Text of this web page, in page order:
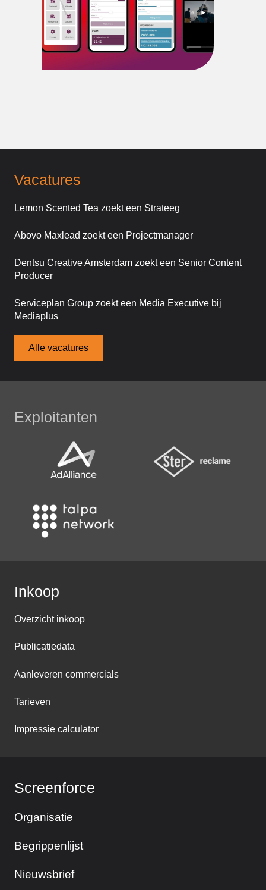
Vacatures
Lemon Scented Tea zoekt een Strateeg
Abovo Maxlead zoekt een Projectmanager
Dentsu Creative Amsterdam zoekt een Senior Content
Producer
Serviceplan Group zoekt een Media Executive bij
Mediaplus
Alle vacatures
Exploitanten
Inkoop
Overzicht inkoop
Publicatiedata
Aanleveren commercials
Tarieven
Impressie calculator
Screenforce
Organisatie
Begrippenlijst
Nieuwsbrief